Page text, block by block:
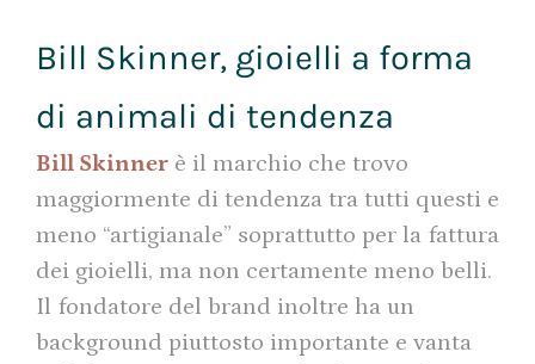
Bill Skinner, gioielli a forma
di animali di tendenza
Bill Skinner è il marchio che trovo
maggiormente di tendenza tra tutti questi e
meno “artigianale” soprattutto per la fattura
dei gioielli, ma non certamente meno belli.
Il fondatore del brand inoltre ha un
background piuttosto importante e vanta